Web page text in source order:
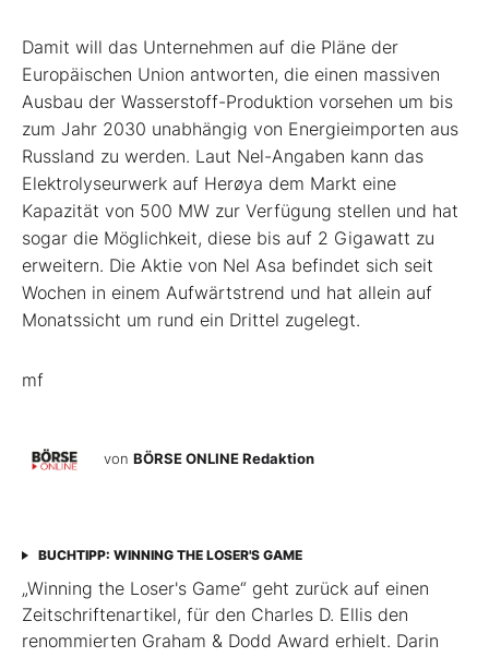
Damit will das Unternehmen auf die Pläne der
Europäischen Union antworten, die einen massiven
Ausbau der Wasserstoff-Produktion vorsehen um bis
zum Jahr 2030 unabhängig von Energieimporten aus
Russland zu werden. Laut Nel-Angaben kann das
Elektrolyseurwerk auf Herøya dem Markt eine
Kapazität von 500 MW zur Verfügung stellen und hat
sogar die Möglichkeit, diese bis auf 2 Gigawatt zu
erweitern. Die Aktie von Nel Asa befindet sich seit
Wochen in einem Aufwärtstrend und hat allein auf
Monatssicht um rund ein Drittel zugelegt.
mf
von BÖRSE ONLINE Redaktion
BUCHTIPP: WINNING THE LOSER'S GAME
„Winning the Loser's Game“ geht zurück auf einen
Zeitschriftenartikel, für den Charles D. Ellis den
renommierten Graham & Dodd Award erhielt. Darin